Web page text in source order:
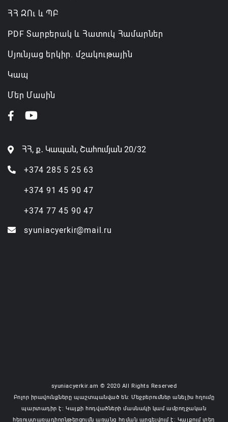
ՀՀ ԶՈւ և ՊԲ
PDF Տարբերակ և Հատուկ Համարներ
Սյունյաց երկիր. մշակութային
Կապ
Մեր Մասին
ՀՀ, ք․ Կապան, Շահումյան 20/32
+374 285 5 25 63
+374 91 45 90 47
+374 77 45 90 47
syuniacyerkir@mail.ru
syuniacyerkir.am © 2020 All Rights Reserved
Բոլոր իրավունքները պաշտպանված են: Մեջբերումներ անելիս հղումը
պարտադիր է: Կայքի հոդվածների մասնակի կամ ամբողջական
հեռուստառադիոընթերցումն առանց հղման արգելվում է: Կայքում տեղ